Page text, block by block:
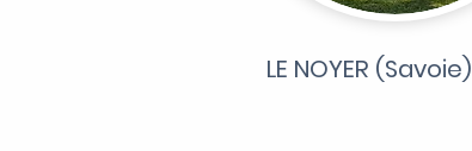
LE NOYER (Savoie)